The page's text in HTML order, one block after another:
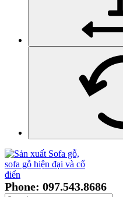
Phone: 097.543.8686